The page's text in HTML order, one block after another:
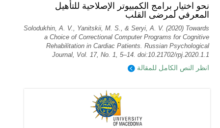
نحو اختيار برامج الكمبيوتر الإصلاحية للتأهيل
المعرفي لمرضى القلب
Solodukhin, A. V., Yanitskii, M. S., & Seryi, A. V. (2020) Towards
a Choice of Correctional Computer Programs for Cognitive
Rehabilitation in Cardiac Patients. Russian Psychological
Journal, Vol. 17, No. 1, 5–14. doi:10.21702/rpj.2020.1.1
انظر النص الكامل للمقالة